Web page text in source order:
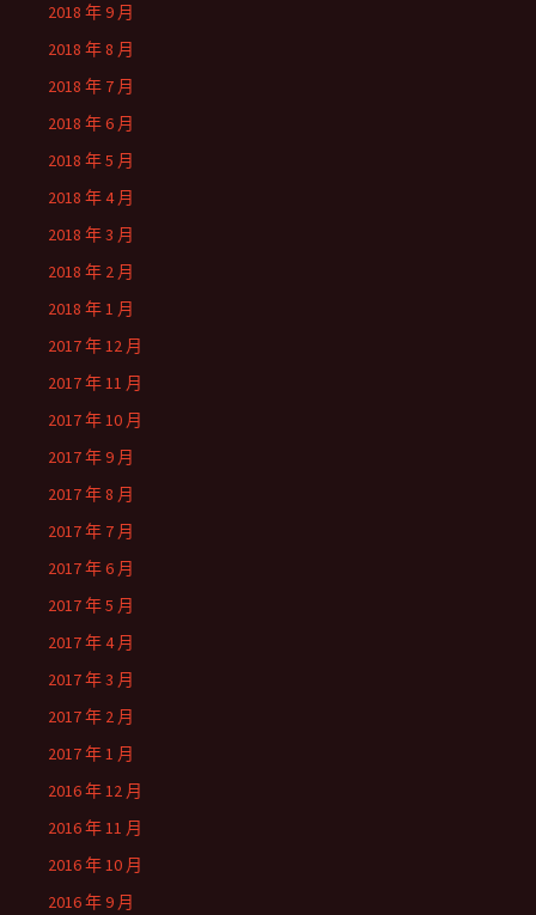
2018 年 9 月
2018 年 8 月
2018 年 7 月
2018 年 6 月
2018 年 5 月
2018 年 4 月
2018 年 3 月
2018 年 2 月
2018 年 1 月
2017 年 12 月
2017 年 11 月
2017 年 10 月
2017 年 9 月
2017 年 8 月
2017 年 7 月
2017 年 6 月
2017 年 5 月
2017 年 4 月
2017 年 3 月
2017 年 2 月
2017 年 1 月
2016 年 12 月
2016 年 11 月
2016 年 10 月
2016 年 9 月